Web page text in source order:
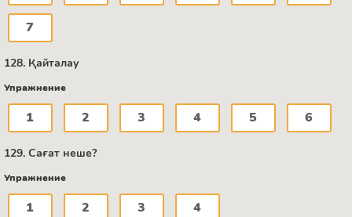
7
128. Қайталау
Упражнение
1 2 3 4 5 6
129. Сағат неше?
Упражнение
1 2 3 4